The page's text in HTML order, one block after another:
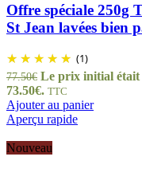
Offre spéciale 250g
St Jean lavées bien
(1)
77.50€ Le prix initial était
73.50€. TTC
Ajouter au panier
Aperçu rapide
Nouveau